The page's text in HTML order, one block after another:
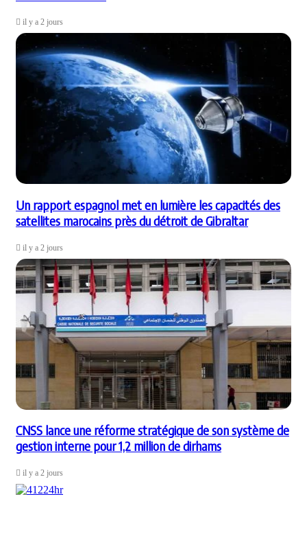
il y a 2 jours
Un rapport espagnol met en lumière les capacités des
satellites marocains près du détroit de Gibraltar
il y a 2 jours
CNSS lance une réforme stratégique de son système de
gestion interne pour 1,2 million de dirhams
il y a 2 jours